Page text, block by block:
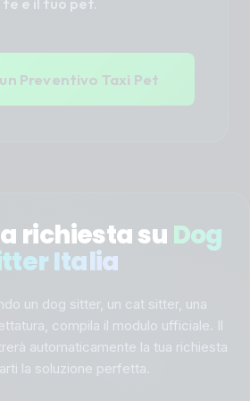
Preventivo Taxi Pet
richiesta su Dog
Italia
un dog sitter, un cat sitter, una
compila il modulo ufficiale. Il
automaticamente la tua richiesta
la soluzione perfetta.